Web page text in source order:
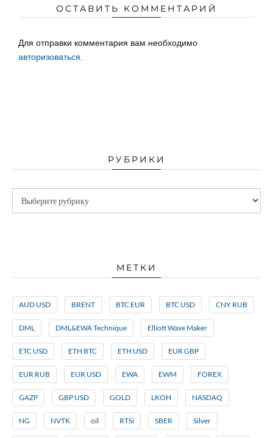
ОСТАВИТЬ КОММЕНТАРИЙ
Для отправки комментария вам необходимо
авторизоваться.
РУБРИКИ
МЕТКИ
AUD USD BRENT BTC EUR BTC USD CNY RUB
DML DML&EWA Technique Elliott Wave Maker
ETC USD ETH BTC ETH USD EUR GBP
EUR RUB EUR USD EWA EWM FOREX
GAZP GBP USD GOLD LKOH NASDAQ
NG NVTK oil RTSi SBER Silver